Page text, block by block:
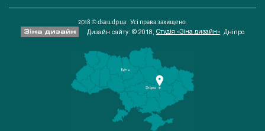
2018 © dsau.dp.ua Усі права захищено.
Дизайн сайту: © 2018, Студія «Зіна дизайн», Дніпро